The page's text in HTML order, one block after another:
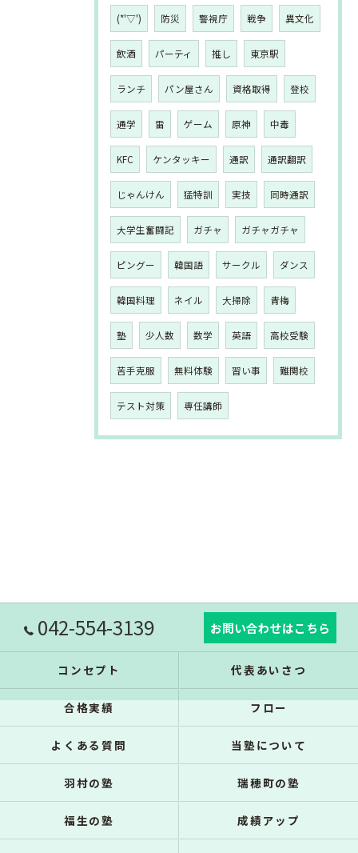
(*'▽') 防災 警視庁 戦争 異文化
飲酒 パーティ 推し 東京駅
ランチ パン屋さん 資格取得 登校
通学 雷 ゲーム 原神 中毒
KFC ケンタッキー 通訳 通訳翻訳
じゃんけん 猛特訓 実技 同時通訳
大学生奮闘記 ガチャ ガチャガチャ
ピングー 韓国語 サークル ダンス
韓国料理 ネイル 大掃除 青梅
塾 少人数 数学 英語 高校受験
苦手克服 無料体験 習い事 難関校
テスト対策 専任講師
042-554-3139 お問い合わせはこちら
コンセプト 代表あいさつ
合格実績 フロー
よくある質問 当塾について
羽村の塾 瑞穂町の塾
福生の塾 成績アップ